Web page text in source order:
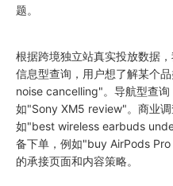
题。
根据跨境独立站真实投放数据
信息型查询，用户想了解某个
noise cancelling"。导航型查
如"Sony XM5 review"。商业
如"best wireless earbuds
备下单，例如"buy AirPods
的承接页面和内容策略。